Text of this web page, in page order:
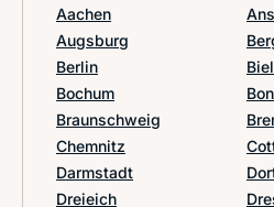
Aachen
Augsburg
Berlin
Bochum
Braunschweig
Chemnitz
Darmstadt
Dreieich